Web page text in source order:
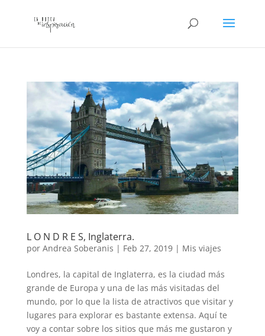
L O N D R E S, Inglaterra.
por Andrea Soberanis | Feb 27, 2019| Mis viajes
Londres, la capital de Inglaterra, es la ciudad más
grande de Europa y una de las más visitadas del
mundo, por lo que la lista de atractivos que visitar y
lugares para explorar es bastante extensa. Aquí te
voy a contar sobre los sitios que más me gustaron y